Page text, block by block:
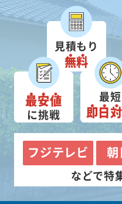
見積もり
無料
最安値
に挑戦
最短
即日
フジテレビ
などで特